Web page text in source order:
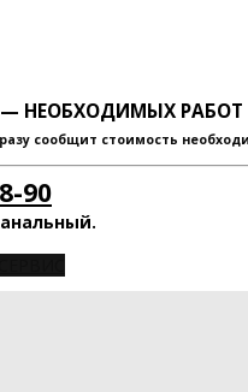
— НЕОБХОДИМЫХ РАБОТ
сообщит стоимость
90